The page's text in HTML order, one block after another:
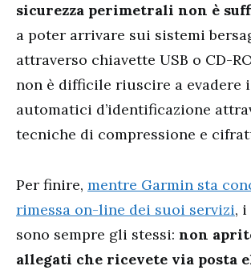
sicurezza perimetrali non è
a poter arrivare sui sistemi
attraverso chiavette USB o CD-
non è difficile riuscire a evadere
automatici d’identificazione
tecniche di compressione e
Per finire, mentre Garmin sta
rimessa on-line dei suoi servizi,
sono sempre gli stessi: non
allegati che ricevete via posta